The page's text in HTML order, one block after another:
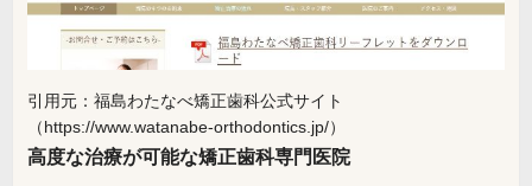
引用元：福島わたなべ矯正歯科公式サイト
（https://www.watanabe-orthodontics.jp/）
高度な治療が可能な矯正歯科専門医院